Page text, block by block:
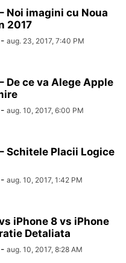
Noi imagini cu Noua
2017
- aug. 23, 2017, 7:40 PM
De ce va Alege Apple
- aug. 10, 2017, 6:00 PM
Schitele Placii Logice
- aug. 10, 2017, 1:42 PM
iPhone 8 vs iPhone
Detaliata
- aug. 10, 2017, 8:28 AM